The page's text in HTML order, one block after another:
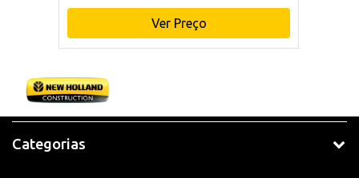
Ver Preço
Categorias